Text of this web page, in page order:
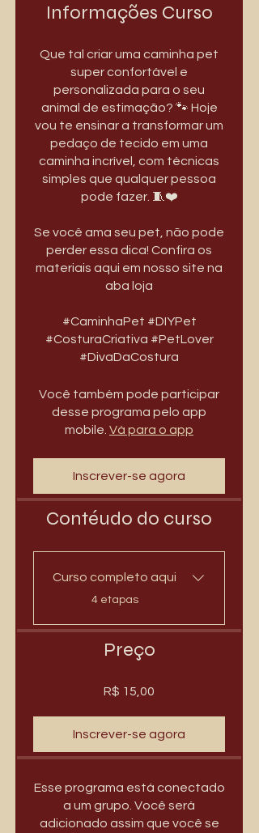
Informações Curso
Que tal criar uma caminha pet
super confortável e
personalizada para o seu
animal de estimação? 🐾 Hoje
vou te ensinar a transformar um
pedaço de tecido em uma
caminha incrível, com técnicas
simples que qualquer pessoa
pode fazer. 🧵❤️
Se você ama seu pet, não pode
perder essa dica! Confira os
materiais aqui em nosso site na
aba loja
#CaminhaPet #DIYPet
#CosturaCriativa #PetLover
#DivaDaCostura
Você também pode participar
desse programa pelo app
mobile. Vá para o app
Inscrever-se agora
Contéudo do curso
Curso completo aqui
.
4 etapas
Preço
R$ 15,00
Inscrever-se agora
Esse programa está conectado
a um grupo. Você será
adicionado assim que você se